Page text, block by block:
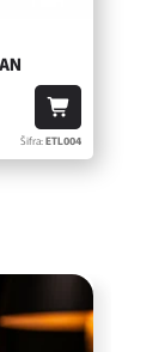
Šifra:ETL004